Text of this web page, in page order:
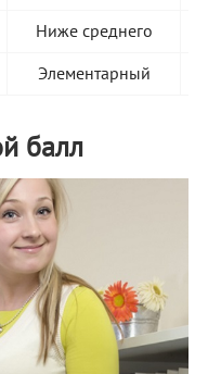
Ниже среднего
Элементарный
балл